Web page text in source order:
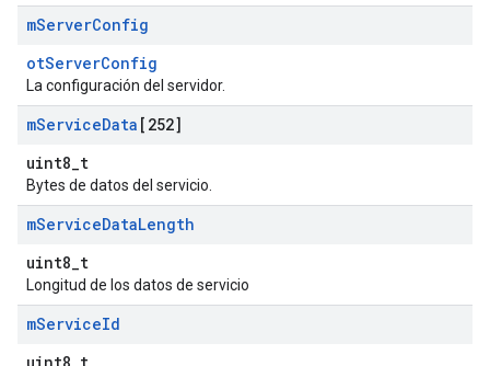
mServerConfig
otServerConfig
La configuración del servidor.
mServiceData [252]
uint8_t
Bytes de datos del servicio.
mServiceDataLength
uint8_t
Longitud de los datos de servicio
mServiceId